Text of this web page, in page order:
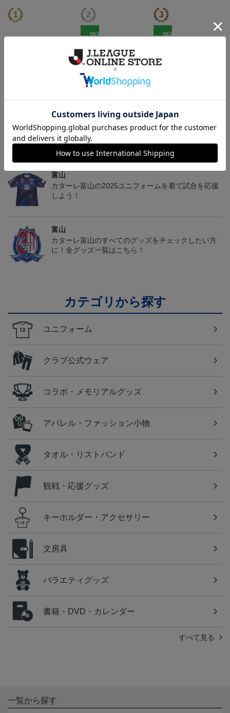
2026/27オーセンティッ
19,800円～26,620円
NEW
カターレ富山 ピカチュ
ウ タオルマフラー
2,500円
NEW
カターレ富山 ゴーゴー
ト タオルマフラー
2,500円
富山
カターレ富山の2025ユニフォームを着て試合を応援
しよう！
富山
カターレ富山のすべてのグッズをチェックしたい方
に！全グッズ一覧はこちら！
カテゴリから探す
ユニフォーム
クラブ公式ウェア
コラボ・メモリアルグッズ
アパレル・ファッション小物
タオル・リストバンド
観戦・応援グッズ
キーホルダー・アクセサリー
文房具
バラエティグッズ
書籍・DVD・カレンダー
すべて見る
一覧から探す